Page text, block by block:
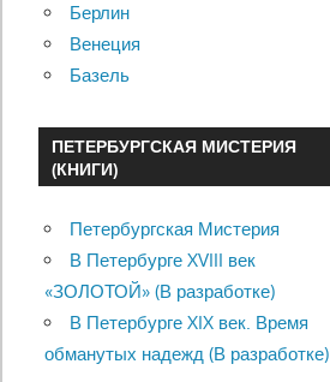
Берлин
Венеция
Базель
ПЕТЕРБУРГСКАЯ МИСТЕРИЯ
(КНИГИ)
Петербургская Мистерия
В Петербурге XVIII век
«ЗОЛОТОЙ» (В разработке)
В Петербурге XIX век. Время
обманутых надежд (В разработке)